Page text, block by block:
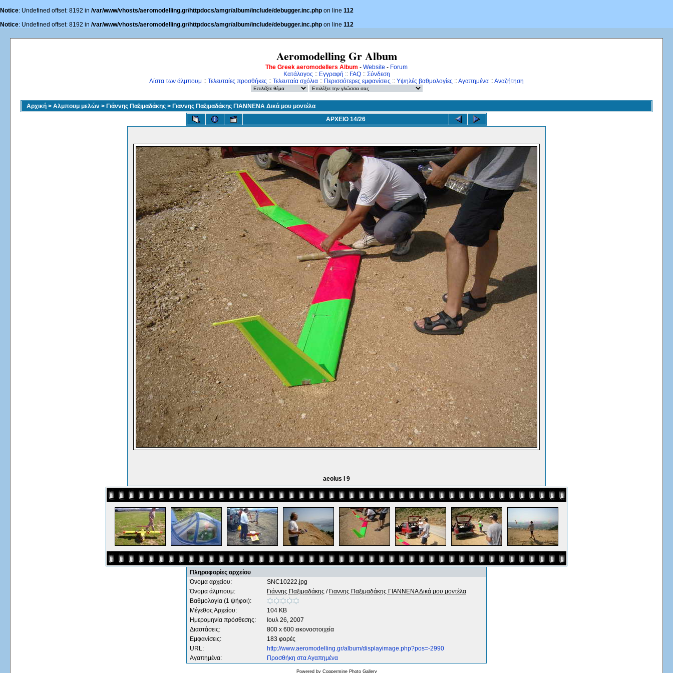
Notice: Undefined offset: 8192 in /var/www/vhosts/aeromodelling.gr/httpdocs/amgr/album/include/debugger.inc.php on line 112
Notice: Undefined offset: 8192 in /var/www/vhosts/aeromodelling.gr/httpdocs/amgr/album/include/debugger.inc.php on line 112
Aeromodelling Gr Album
The Greek aeromodellers Album - Website - Forum
Κατάλογος :: Εγγραφή :: FAQ:: Σύνδεση
Λίστα των άλμπουμ :: Τελευταίες προσθήκες :: Τελευταία σχόλια :: Περισσότερες εμφανίσεις :: Υψηλές βαθμολογίες ::Αγαπημένα ::Αναζήτηση
Αρχική > Αλμπουμ μελών > Γιάννης Παξιμαδάκης > Γιαννης Παξιμαδάκης ΓΙΑΝΝΕΝΑ Δικά μου μοντέλα
ΑΡΧΕΙΟ 14/26
aeolus I 9
Πληροφορίες αρχείου
Όνομα αρχείου:
SNC10222.jpg
Όνομα άλμπουμ:
Γιάννης Παξιμαδάκης / Γιαννης Παξιμαδάκης ΓΙΑΝΝΕΝΑ Δικά μου μοντέλα
Βαθμολογία (1 ψήφοι):
Μέγεθος Αρχείου:
104 KB
Ημερομηνία πρόσθεσης:
Ιουλ 26, 2007
Διαστάσεις:
800 x 600 εικονοστοιχεία
Εμφανίσεις:
183 φορές
URL:
http://www.aeromodelling.gr/album/displayimage.php?pos=-2990
Αγαπημένα:
Προσθήκη στα Αγαπημένα
Powered by Coppermine Photo Gallery